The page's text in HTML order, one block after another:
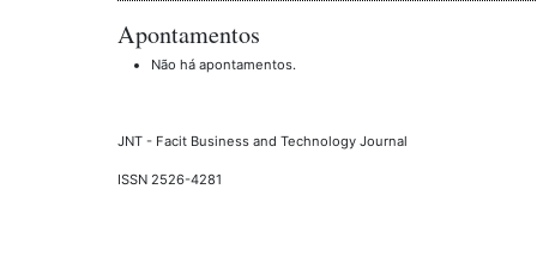
Apontamentos
Não há apontamentos.
JNT - Facit Business and Technology Journal
ISSN 2526-4281